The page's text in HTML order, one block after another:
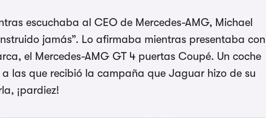
escuchaba al CEO de Mercedes-AMG, Michael
jamás”. Lo afirmaba mientras presentaba con
el Mercedes-AMG GT 4 puertas Coupé. Un coche
las que recibió la campaña que Jaguar hizo de su
¡pardiez!